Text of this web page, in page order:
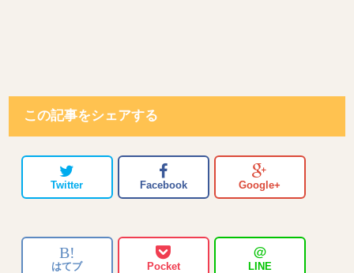
この記事をシェアする
Twitter Facebook Google+
B!
はてブ Pocket
＠
LINE